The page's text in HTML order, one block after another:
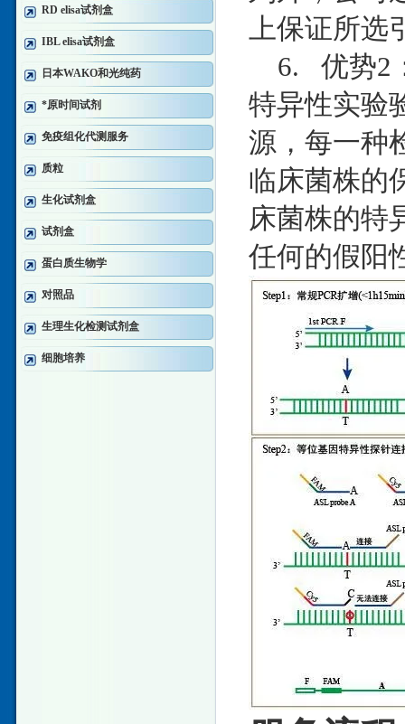
RD elisa试剂盒
IBL elisa试剂盒
日本WAKO和光纯药
*原时间试剂
免疫组化代测服务
质粒
生化试剂盒
试剂盒
蛋白质生物学
对照品
生理生化检测试剂盒
细胞培养
上保证所选
6. 优势2
特异性实验
源，每一种
临床菌株的
床菌株的特
任何的假阳